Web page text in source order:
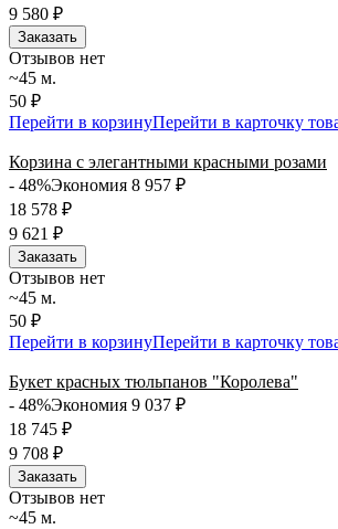
9 580 ₽
Заказать
Отзывов нет
~45 м.
50 ₽
Перейти в корзинуПерейти в карточку
Корзина с элегантными красными розами
- 48%Экономия 8 957 ₽
18 578 ₽
9 621 ₽
Заказать
Отзывов нет
~45 м.
50 ₽
Перейти в корзинуПерейти в карточку
Букет красных тюльпанов "Королева"
- 48%Экономия 9 037 ₽
18 745 ₽
9 708 ₽
Заказать
Отзывов нет
~45 м.